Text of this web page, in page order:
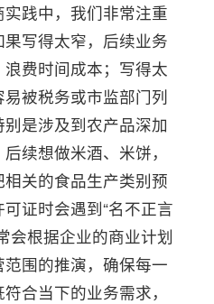
践中，我们非常注重
果写得太窄，后续业务
费时间成本；写得太
被税务或市监部门列
是涉及到农产品深加
续想做米酒、米饼，
关的食品生产类别预
证时会遇到“名不正言
会根据企业的商业计划
围的推演，确保每一
合当下的业务需求，